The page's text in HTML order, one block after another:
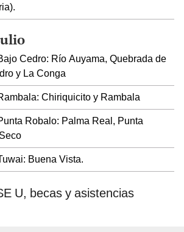
Cedro: Río Auyama, Quebrada de
y La Conga
Chiriquicito y Rambala
Robalo: Palma Real, Punta
Buena Vista.
U, becas y asistencias